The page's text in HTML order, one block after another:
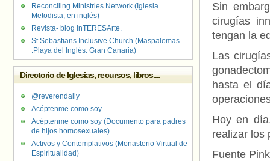
Sin
cirugías
tengan la
Las
hasta el
Hoy en
realizar los
Fuente
Reconciling Ministries Network (Iglesia
Metodista, en inglés)
Revista- blog InTERESArte.
St Sebastians Inclusive Church (Maspalomas
.Playa del Inglés. Gran Canaria)
Directorio de Iglesias, recursos, libros....
@reverendally
Acéptenme como soy
Acéptenme como soy (Documento para padres
de hijos homosexuales)
Activos y Contemplativos (Monasterio Virtual de
Espiritualidad)